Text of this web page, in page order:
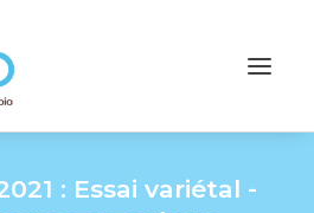
: Essai variétal -